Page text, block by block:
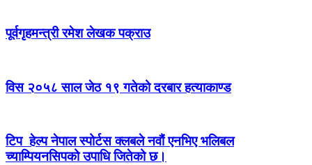
पूर्वगृहमन्त्री रमेश लेखक पक्राउ
विस २०५८ साल जेठ १९ गतेको दरबार हत्याकाण्ड
टिप हेल्प नेपाल स्पोर्टस क्लबले नवौं एनभिए भलिबल
च्याम्पियनसिपको उपाधि जितेको छ।